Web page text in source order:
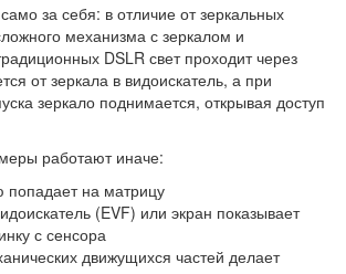
за себя: в отличие от зеркальных
механизма с зеркалом и
DSLR свет проходит через
от зеркала в видоискатель, а при
зеркало поднимается, открывая доступ
работают иначе:
на матрицу
(EVF) или экран показывает
с сенсора
движущихся частей делает